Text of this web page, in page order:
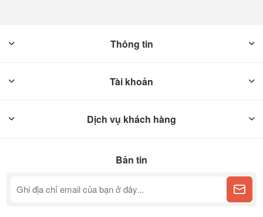
Thông tin
Tài khoản
Dịch vụ khách hàng
Bản tin